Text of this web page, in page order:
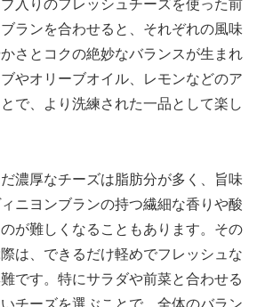
入りのフレッシュチーズを使った前
ランを合わせると、それぞれの風味
さとコクの絶妙なバランスが生まれ
やオリーブオイル、レモンなどのア
で、より洗練された一品として楽し
濃厚なチーズは脂肪分が多く、旨味
ニヨンブランの持つ繊細な香りや酸
が難しくなることもあります。その
は、できるだけ軽めでフレッシュな
です。特にサラダや前菜と合わせる